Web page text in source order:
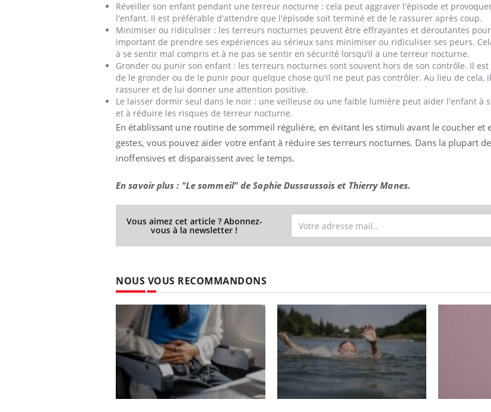
Réveiller son enfant pendant une terreur nocturne : cela peut aggraver l'épisode et
l'enfant. Il est préférable d'attendre que l'épisode soit terminé et de le rassurer après coup.
Minimiser ou ridiculiser : les terreurs nocturnes peuvent être effrayantes et déroutantes
important de prendre ses expériences au sérieux sans minimiser ou ridiculiser ses peurs.
à se sentir mal compris et à ne pas se sentir en sécurité lorsqu’il a une terreur nocturne.
Gronder ou punir son enfant : les terreurs nocturnes sont souvent hors de son contrôle. Il
de le gronder ou de le punir pour quelque chose qu'il ne peut pas contrôler. Au lieu de cela,
rassurer et de lui donner une attention positive.
Le laisser dormir seul dans le noir : une veilleuse ou une faible lumière peut aider l'enfant à
et à réduire les risques de terreur nocturne.
En établissant une routine de sommeil régulière, en évitant les stimuli avant le coucher et
gestes, vous pouvez aider votre enfant à réduire ses terreurs nocturnes. Dans la plupart
inoffensives et disparaissent avec le temps.
En savoir plus : "Le sommeil" de Sophie Dussaussois et Thierry Manes.
Vous aimez cet article ? Abonnez-
vous à la newsletter !
NOUS VOUS RECOMMANDONS